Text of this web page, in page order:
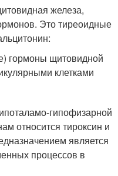
железа,
Это тиреоидные
гормоны щитовидной
клетками
гипофизарной
относится тироксин и
является
процессов в